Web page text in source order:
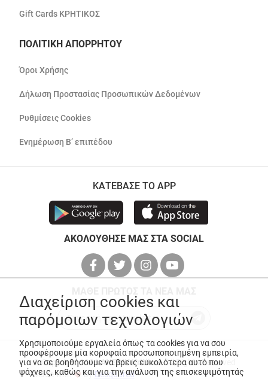
Gift Cards ΚΡΗΤΙΚΟΣ
ΠΟΛΙΤΙΚΗ ΑΠΟΡΡΗΤΟΥ
Όροι Χρήσης
Δήλωση Προστασίας Προσωπικών Δεδομένων
Ρυθμίσεις Cookies
Ενημέρωση Β’ επιπέδου
ΚΑΤΕΒΑΣΕ ΤΟ APP
ΑΚΟΛΟΥΘΗΣΕ ΜΑΣ ΣΤΑ SOCIAL
© Copyright 2026ANEDIK Kritikos. All Rights Reserved
Made with
byDesquared
Διαχείριση cookies και
παρόμοιων τεχνολογιών
Χρησιμοποιούμε εργαλεία όπως τα cookies για να σου
προσφέρουμε μία κορυφαία προσωποποιημένη εμπειρία,
για να σε βοηθήσουμε να βρεις ευκολότερα αυτό που
ψάχνεις, καθώς και για την ανάλυση της επισκεψιμότητάς